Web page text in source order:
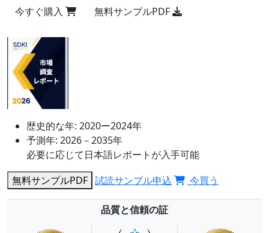
今すぐ購入
無料サンプルPDF
歴史的な年: 2020ー2024年
予測年: 2026－2035年
必要に応じて日本語レポートが入手可能
無料サンプルPDF 試読サンプル申込 今買う
品質と信頼の証